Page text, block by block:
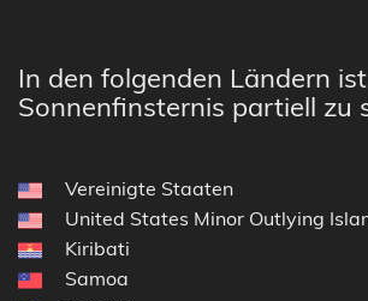
In den folgenden Ländern
Sonnenfinsternis partiell zu
Vereinigte Staaten
United States Minor Outlying
Kiribati
Samoa